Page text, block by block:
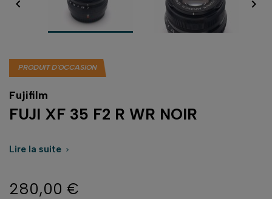
 
PRODUIT D'OCCASION
Fujifilm
FUJI XF 35 F2 R WR NOIR
Lire la suite 
280,00 €